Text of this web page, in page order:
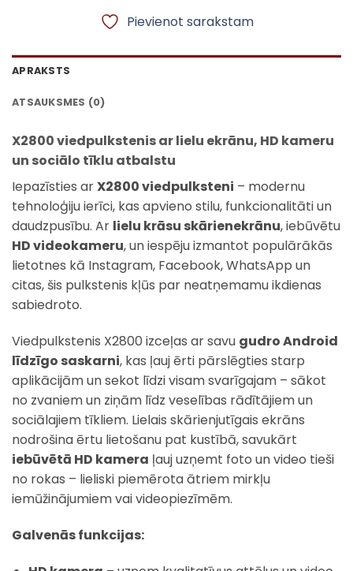
Pievienot sarakstam
APRAKSTS
ATSAUKSMES (0)
X2800 viedpulkstenis ar lielu ekrānu, HD kameru
un sociālo tīklu atbalstu
Iepazīsties arX2800 viedpulksteni – modernu
tehnoloģiju ierīci, kas apvieno stilu, funkcionalitāti un
daudzpusību. Ar lielu krāsu skārienekrānu, iebūvētu
HD videokameru, un iespēju izmantot populārākās
lietotnes kā Instagram, Facebook, WhatsApp un
citas, šis pulkstenis kļūs par neatņemamu ikdienas
sabiedroto.
Viedpulkstenis X2800 izceļas ar savu gudro Android
līdzīgo saskarni, kas ļauj ērti pārslēgties starp
aplikācijām un sekot līdzi visam svarīgajam – sākot
no zvaniem un ziņām līdz veselības rādītājiem un
sociālajiem tīkliem. Lielais skārienjutīgais ekrāns
nodrošina ērtu lietošanu pat kustībā, savukārt
iebūvētā HD kamera ļauj uzņemt foto un video tieši
no rokas – lieliski piemērota ātriem mirkļu
iemūžinājumiem vai videopiezīmēm.
Galvenās funkcijas: